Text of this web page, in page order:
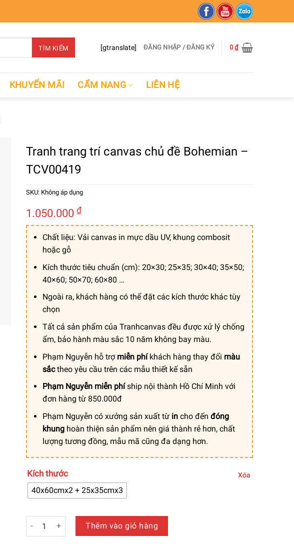
TÌM KIẾM [gtranslate] ĐĂNG NHẬP / ĐĂNG KÝ 0₫
KHUYẾN MÃI CẨM NANG LIÊN HỆ
Tranh trang trí canvas chủ đề Bohemian –
TCV00419
SKU: Không áp dụng
1.050.000 ₫
Chất liệu: Vải canvas in mực dầu UV, khung combosit
hoặc gỗ
Kích thước tiêu chuẩn (cm): 20×30; 25×35; 30×40; 35×50;
40×60; 50×70; 60×80 …
Ngoài ra, khách hàng có thể đặt các kích thước khác tùy
chọn
Tất cả sản phẩm của Tranhcanvas đều được xử lý chống
ẩm, bảo hành màu sắc 10 năm không bay màu.
Phạm Nguyễn hỗ trợ miễn phíkhách hàng thay đổi màu
sắctheo yêu cầu trên các mẫu thiết kế sẵn
Phạm Nguyễn miễn phíship nội thành Hồ Chí Minh với
đơn hàng từ 850.000đ
Phạm Nguyễn có xưởng sản xuất từ incho đến đóng
khunghoàn thiện sản phẩm nên giá thành rẻ hơn, chất
lượng tương đồng, mẫu mã cũng đa dạng hơn.
Kích thước
40x60cmx2 + 25x35cmx3
Xóa
Tranh trang trí canvas chủ đề Bohemian – TCV00419 số lượng
Thêm vào giỏ hàng